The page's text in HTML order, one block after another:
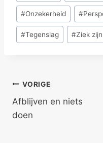
#Onzekerheid #
#Tegenslag #Ziek zijn
Bericht
navigatie
VORIGE
Afblijven en niets
doen